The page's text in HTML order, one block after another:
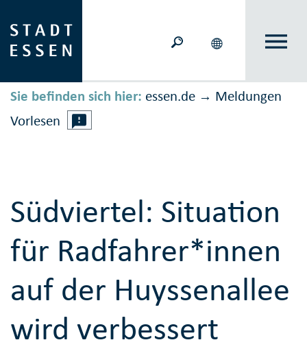
Sie befinden sich hier: essen.de → Meldungen
Vorlesen
Südviertel: Situation
für Radfahrer*innen
auf der Huyssenallee
wird verbessert